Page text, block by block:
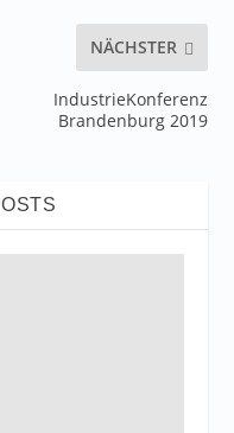
NÄCHSTER
IndustrieKonferenz
Brandenburg 2019